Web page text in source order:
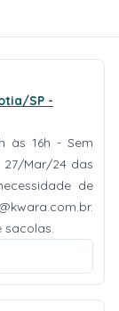
SP -
às 16h - Sem
27/Mar/24 das
de
.
sacolas.